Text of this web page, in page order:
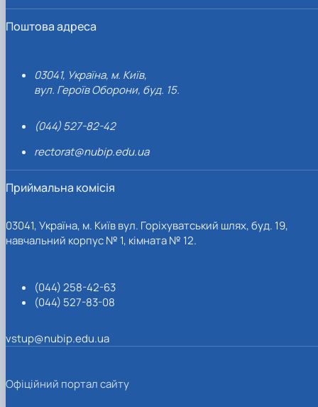
Поштова адреса
03041, Україна, м. Київ,
вул. Героїв Оборони, буд. 15.
(044) 527-82-42
rectorat@nubip.edu.ua
Приймальна комісія
03041, Україна, м. Київ вул. Горіхуватський шлях, буд. 19,
навчальний корпус № 1, кімната № 12.
(044) 258-42-63
(044) 527-83-08
vstup@nubip.edu.ua
Офіційний портал сайту